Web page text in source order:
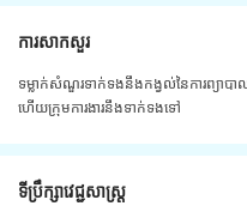
ការសាកសួរ
ទម្លាក់សំណួរទាក់ទងនឹងកង្វល់នៃការព្យាបា
ហើយក្រុមការងារនឹងទាក់ទងទៅ
ទីប្រឹក្សាវេជ្ជសាស្ត្រ